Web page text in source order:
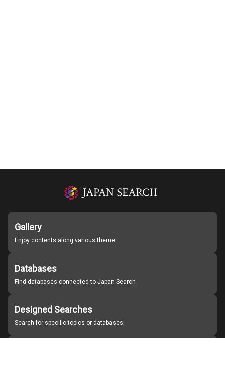
Gallery
Enjoy contents along various theme
Databases
Find databases connected to Japan Search
Designed Searches
Search for specific topics or databases